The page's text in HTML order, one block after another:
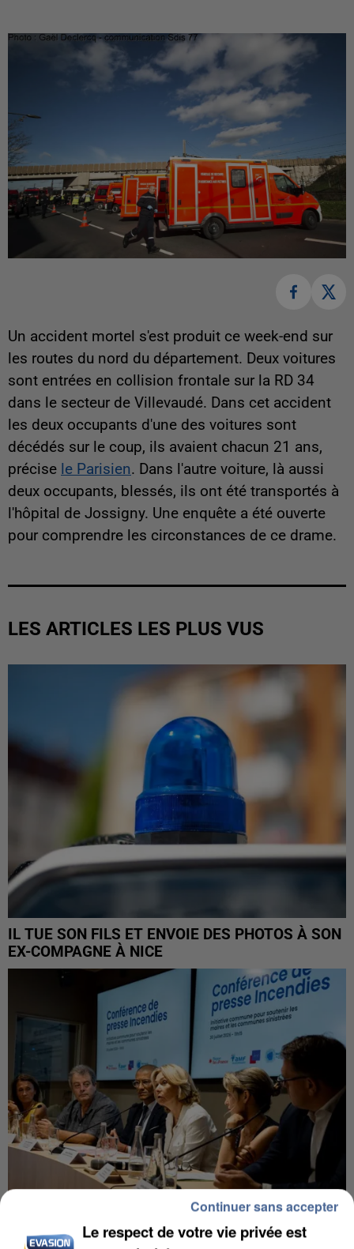
Un accident mortel s'est produit ce week-end sur
les routes du nord du département. Deux voitures
sont entrées en collision frontale sur la RD 34
dans le secteur de Villevaudé. Dans cet accident
les deux occupants d'une des voitures sont
décédés sur le coup, ils avaient chacun 21 ans,
précise le Parisien. Dans l'autre voiture, là aussi
deux occupants, blessés, ils ont été transportés à
l'hôpital de Jossigny. Une enquête a été ouverte
pour comprendre les circonstances de ce drame.
LES ARTICLES LES PLUS VUS
IL TUE SON FILS ET ENVOIE DES PHOTOS À SON
EX-COMPAGNE À NICE
INCENDIES : L’ÎLE-DE-FRANCE LANCE UN ÉLAN
Le respect de votre vie privée est
Continuer sans accepter